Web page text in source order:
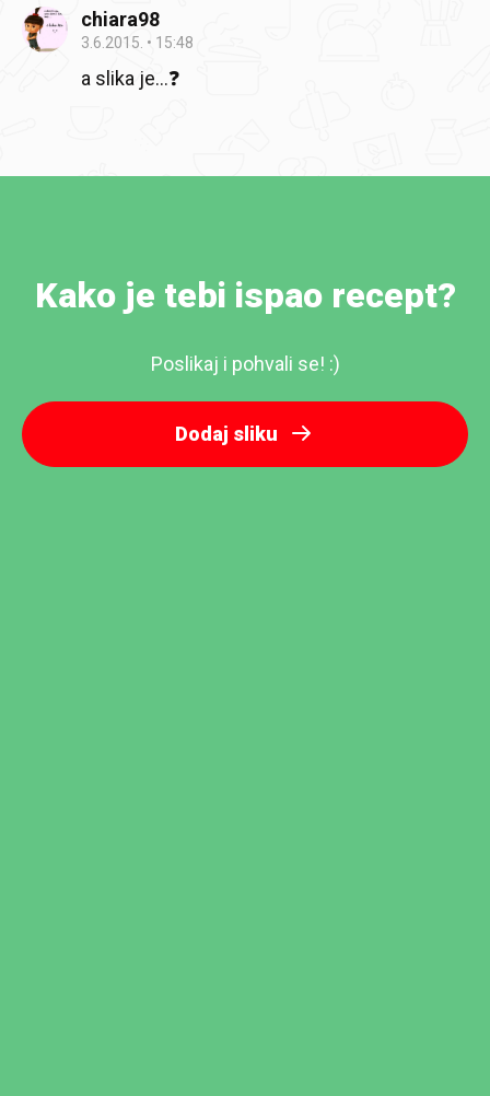
chiara98
3.6.2015. 15:48
a slika je...❓
Kako je tebi ispao recept?
Poslikaj i pohvali se! :)
Dodaj sliku